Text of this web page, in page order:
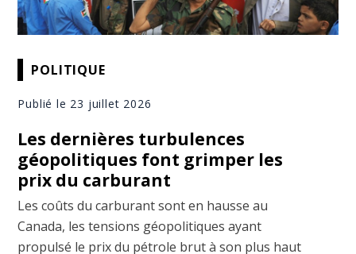
POLITIQUE
Publié le 23 juillet 2026
Les dernières turbulences
géopolitiques font grimper les
prix du carburant
Les coûts du carburant sont en hausse au
Canada, les tensions géopolitiques ayant
propulsé le prix du pétrole brut à son plus haut